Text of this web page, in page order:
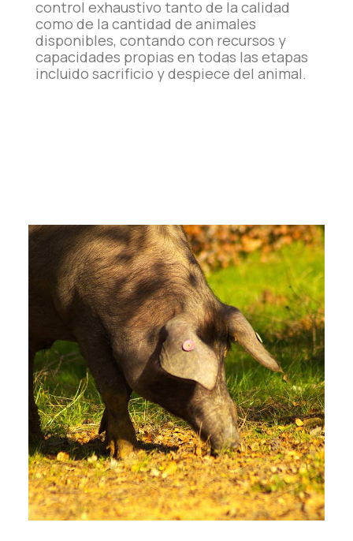
control exhaustivo tanto de la calidad
como de la cantidad de animales
disponibles, contando con recursos y
capacidades propias en todas las etapas
incluido sacrificio y despiece del animal.